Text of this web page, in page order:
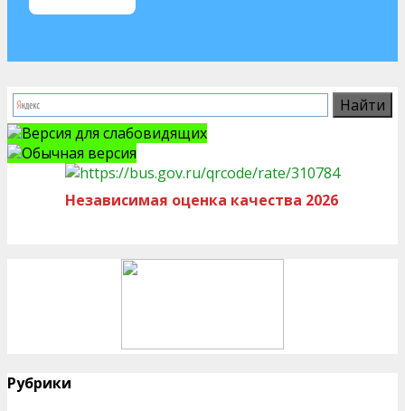
Версия для слабовидящих
Обычная версия
Независимая оценка качества 2026
Рубрики